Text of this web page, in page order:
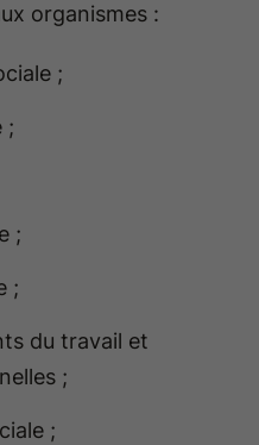
organismes :
;
;
;
;
du travail et
;
;